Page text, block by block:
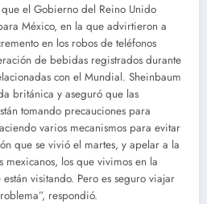
el Gobierno del Reino Unido
México, en la que advirtieron a
en los robos de teléfonos
de bebidas registrados durante
con el Mundial. Sheinbaum
británica y aseguró que las
tomando precauciones para
varios mecanismos para evitar
que se vivió el martes, y apelar a la
los que vivimos en la
visitando. Pero es seguro viajar
respondió.